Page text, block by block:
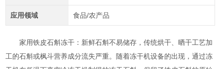
应用领域 食品/农产品
家用铁皮石斛冻干：新鲜石斛不易储存，传统烘干、晒干工艺加
工的石斛或枫斗营养成分流失严重。随着冻干机设备的出现，通过冻